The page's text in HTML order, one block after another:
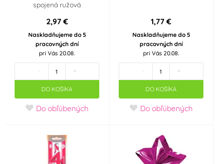
spojená ružová
2,97 €
Naskladňujeme do 5
pracovných dní
pri Vás 20.08.
- +
DO KOŠÍKA
Do obľúbených
1,77 €
Naskladňujeme do 5
pracovných dní
pri Vás 20.08.
- +
DO KOŠÍKA
Do obľúbených